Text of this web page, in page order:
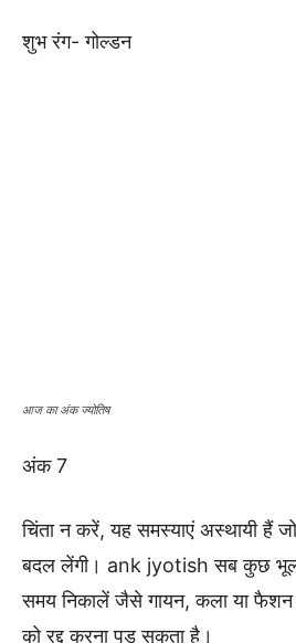
शुभ रंग- गोल्डन
आज का अंक ज्योतिष
अंक 7
चिंता न करें, यह समस्याएं अस्थायी हैं
बदल लेंगी। ank jyotish सब कुछ
समय निकालें जैसे गायन, कला या फैशन
को रद्द करना पड़ सकता है।